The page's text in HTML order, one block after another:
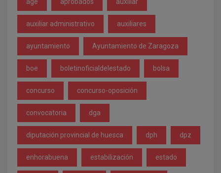
age aprobados auxiliar
auxiliar administrativo auxiliares
ayuntamiento Ayuntamiento de Zaragoza
boe boletinoficialdelestado bolsa
concurso concurso-oposición
convocatoria dga
diputación provincial de huesca dph dpz
enhorabuena estabilización estado